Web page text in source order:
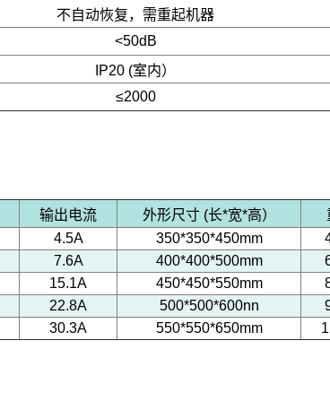
不自动恢复，需重起机器
<50dB
IP20 (室内）
≤2000
输出电流 外形尺寸 (长*宽*高）
4.5A 350*350*450mm
7.6A 400*400*500mm
15.1A 450*450*550mm
22.8A 500*500*600nn
30.3A 550*550*650mm